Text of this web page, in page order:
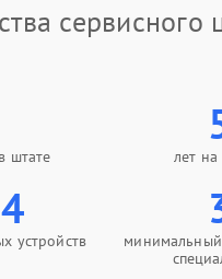
сервисного
штате лет
устройств